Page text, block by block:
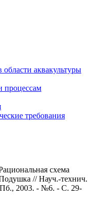
аквакультуры
процессам
требования
схема
// Науч.-технич.
2003. - №6. - С. 29-